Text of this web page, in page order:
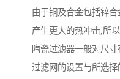
由于铜及合金包括锌
产生更大的热冲击,所
陶瓷过滤器一般对尺寸
过滤网的设置与所选